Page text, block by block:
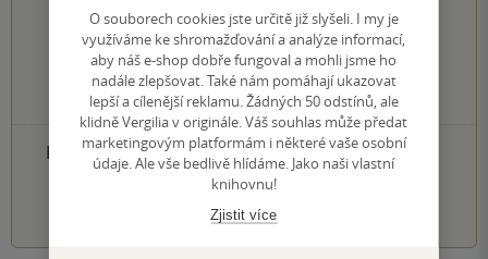
0×
5 hvězdiček
0×
4 hvězdičky
0×
3 hvězdičky
0×
2 hvězdičky
0×
1 hvezdička
PŘIDEJTE SVÉ HODNOCENÍ PRODUKTU
O souborech cookies jste určitě již slyšeli. I my je
využíváme ke shromažďování a analýze informací,
aby náš e-shop dobře fungoval a mohli jsme ho
nadále zlepšovat. Také nám pomáhají ukazovat
lepší a cílenější reklamu. Žádných 50 odstínů, ale
klidně Vergilia v originále. Váš souhlas může předat
marketingovým platformám i některé vaše osobní
údaje. Ale vše bedlivě hlídáme. Jako naši vlastní
knihovnu!
Zjistit více